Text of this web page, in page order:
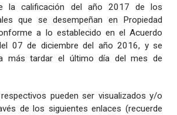
la calificación del año 2017 de los
que se desempeñan en Propiedad
a lo establecido en el Acuerdo
07 de diciembre del año 2016, y se
más tardar el último día del mes de
pueden ser visualizados y/o
de los siguientes enlaces (recuerde